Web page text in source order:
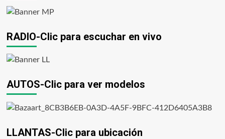
RADIO-Clic para escuchar en vivo
AUTOS-Clic para ver modelos
LLANTAS-Clic para ubicación